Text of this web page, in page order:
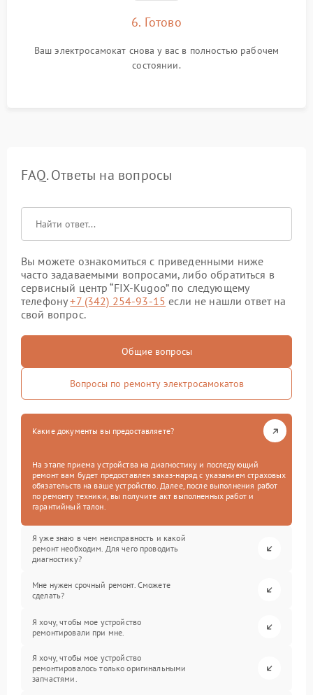
6. Готово
Ваш электросамокат снова у вас в полностью рабочем
состоянии.
FAQ. Ответы на вопросы
Вы можете ознакомиться с приведенными ниже
часто задаваемыми вопросами, либо обратиться в
сервисный центр “FIX-Kugoo” по следующему
телефону+7 (342) 254-93-15 если не нашли ответ на
свой вопрос.
Общие вопросы
Вопросы по ремонту электросамокатов
Какие документы вы предоставляете?
На этапе приема устройства на диагностику и последующий
ремонт вам будет предоставлен заказ-наряд с указанием страховых
обязательств на ваше устройство. Далее, после выполнения работ
по ремонту техники, вы получите акт выполненных работ и
гарантийный талон.
Я уже знаю в чем неисправность и какой
ремонт необходим. Для чего проводить
диагностику?
Мне нужен срочный ремонт. Сможете
сделать?
Я хочу, чтобы мое устройство
ремонтировали при мне.
Я хочу, чтобы мое устройство
ремонтировалось только оригинальными
запчастями.